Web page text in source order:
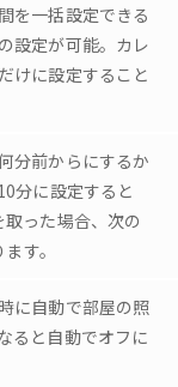
を一括設定できる
設定が可能。カレ
けに設定すること
分前からにするか
分に設定すると
った場合、次の
す。
に自動で部屋の照
ると自動でオフに